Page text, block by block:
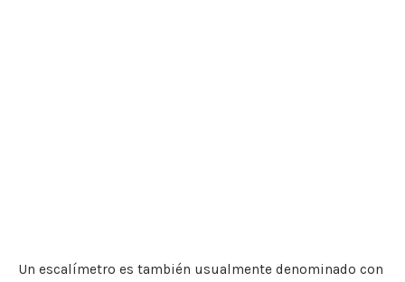
Un escalímetro es también usualmente denominado con